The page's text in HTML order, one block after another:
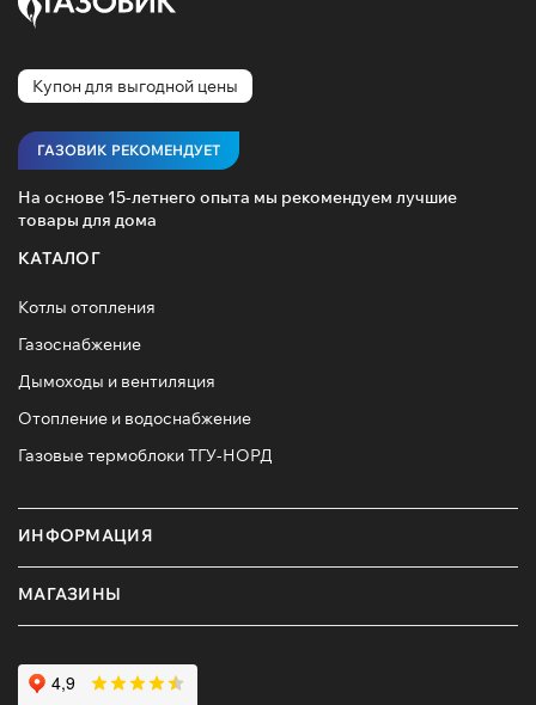
Купон для выгодной цены
ГАЗОВИК РЕКОМЕНДУЕТ
На основе 15-летнего опыта мы рекомендуем лучшие
товары для дома
КАТАЛОГ
Котлы отопления
Газоснабжение
Дымоходы и вентиляция
Отопление и водоснабжение
Газовые термоблоки ТГУ-НОРД
ИНФОРМАЦИЯ
МАГАЗИНЫ